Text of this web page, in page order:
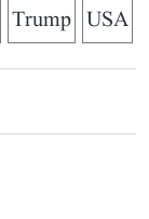
USA
Trump